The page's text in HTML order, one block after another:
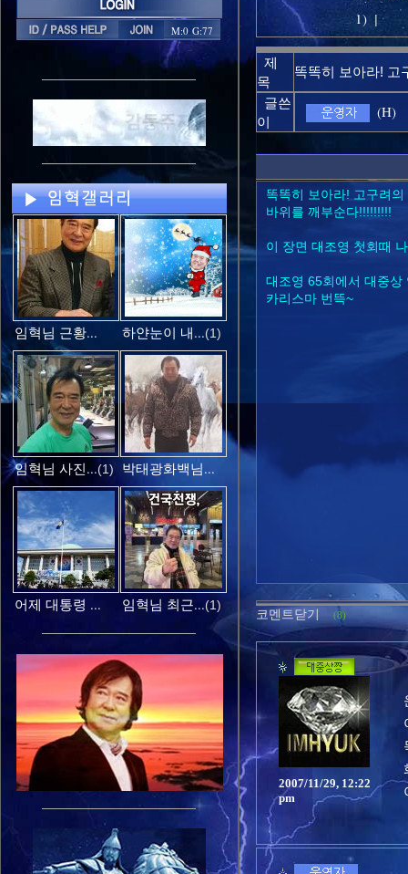
M:0 G:77
임혁님 근황... 하얀눈이 내...(1)
임혁님 사진...(1) 박태광화백님...
어제 대통령 ... 임혁님 최근...(1)
1) |
제
목
똑똑히 보아라! 고
글쓴
이
(H)
똑똑히 보아라! 고구려
바위를 깨부순다!!!!!!!!!
이 장면 대조영 첫회때
대조영 65회에서 대중상
카리스마 번뜩~
코멘트닫기 (8)
2007/11/29, 12:22
pm